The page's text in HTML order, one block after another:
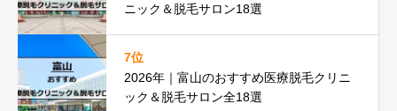
ニック＆脱毛サロン18選
7位
2026年｜富山のおすすめ医療脱毛クリニ
ック＆脱毛サロン全18選